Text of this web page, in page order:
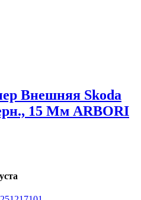
Внешняя Skoda
15 Мм ARBORI